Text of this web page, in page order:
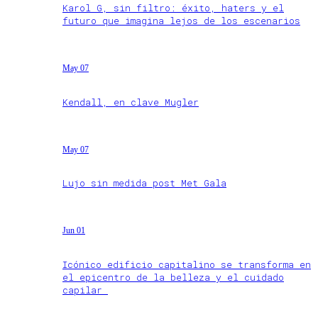
Karol G, sin filtro: éxito, haters y el
futuro que imagina lejos de los escenarios
May 07
Kendall, en clave Mugler
May 07
Lujo sin medida post Met Gala
Jun 01
Icónico edificio capitalino se transforma en
el epicentro de la belleza y el cuidado
capilar